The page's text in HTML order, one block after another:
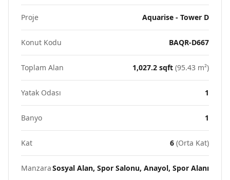
Proje Aquarise - Tower D
Konut Kodu BAQR-D667
Toplam Alan 1,027.2 sqft (95.43 m²)
Yatak Odası 1
Banyo 1
Kat 6 (Orta Kat)
ManzaraSosyal Alan, Spor Salonu, Anayol, Spor Alanı